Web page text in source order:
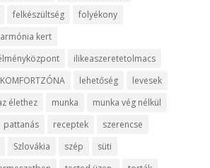
felkészültség
folyékony
kert
ilikeaszeretetolmacs
KOMFORTZÓNA lehetőség
levesek
élethez munka
munka vég nélkül
pattanás receptek
szerencse
Szlovákia szép
süti